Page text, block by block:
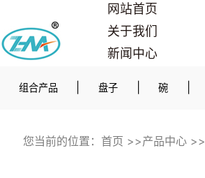
网站首页
关于我们
新闻中心
组合产品 盘子 碗
您当前的位置： 首页 >>产品中心>>